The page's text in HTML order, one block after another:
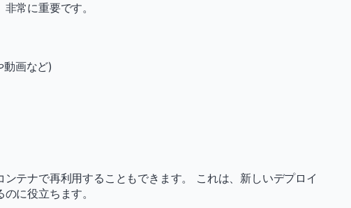
常に重要です。
動画など)
テナで再利用することもできます。 これは、新しいデプロイ
に役立ちます。